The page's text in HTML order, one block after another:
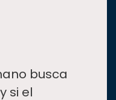
busca
si el